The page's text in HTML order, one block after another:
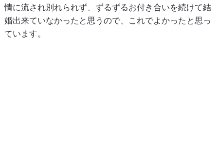
情に流され別れられず、ずるずるお付き合いを続けて結
婚出来ていなかったと思うので、これでよかったと思っ
ています。